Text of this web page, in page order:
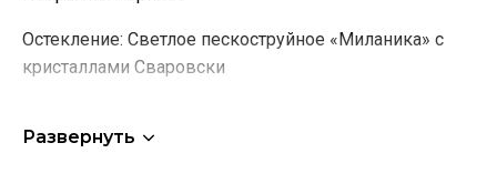
Остекление: Светлое пескоструйное «Миланика» с
кристаллами Сваровски
Развернуть